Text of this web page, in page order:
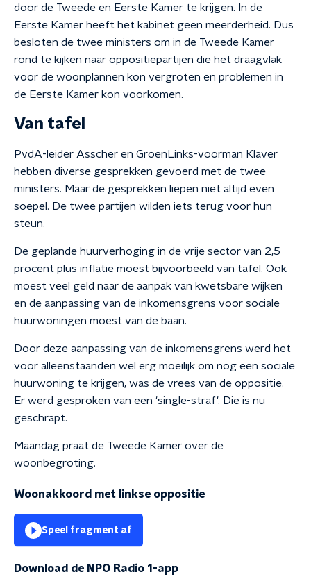
door de Tweede en Eerste Kamer te krijgen. In de
Eerste Kamer heeft het kabinet geen meerderheid. Dus
besloten de twee ministers om in de Tweede Kamer
rond te kijken naar oppositiepartijen die het draagvlak
voor de woonplannen kon vergroten en problemen in
de Eerste Kamer kon voorkomen.
Van tafel
PvdA-leider Asscher en GroenLinks-voorman Klaver
hebben diverse gesprekken gevoerd met de twee
ministers. Maar de gesprekken liepen niet altijd even
soepel. De twee partijen wilden iets terug voor hun
steun.
De geplande huurverhoging in de vrije sector van 2,5
procent plus inflatie moest bijvoorbeeld van tafel. Ook
moest veel geld naar de aanpak van kwetsbare wijken
en de aanpassing van de inkomensgrens voor sociale
huurwoningen moest van de baan.
Door deze aanpassing van de inkomensgrens werd het
voor alleenstaanden wel erg moeilijk om nog een sociale
huurwoning te krijgen, was de vrees van de oppositie.
Er werd gesproken van een 'single-straf'. Die is nu
geschrapt.
Maandag praat de Tweede Kamer over de
woonbegroting.
Woonakkoord met linkse oppositie
Speel fragment af
Download de NPO Radio 1-app